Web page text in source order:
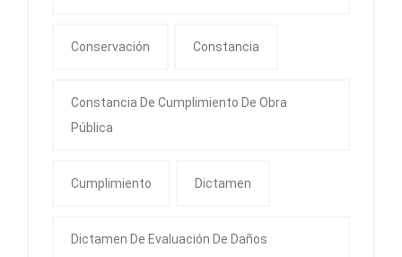
Conservación Constancia
Constancia De Cumplimiento De Obra
Pública
Cumplimiento Dictamen
Dictamen De Evaluación De Daños